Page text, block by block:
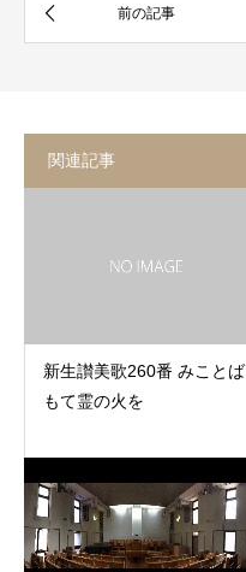
関連記事
新生讃美歌260番 みことば
もて霊の火を